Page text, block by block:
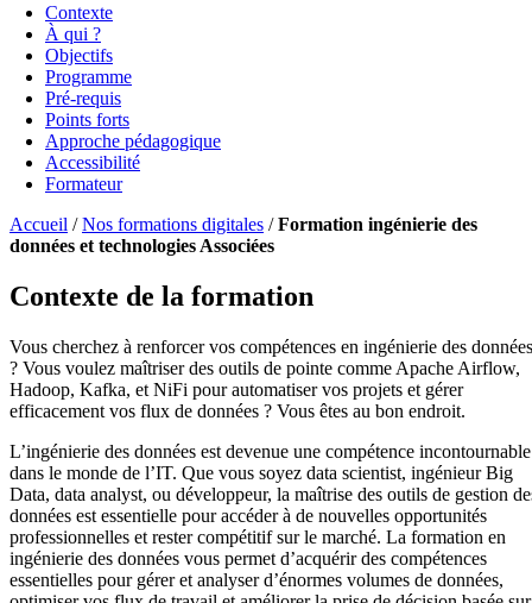
Contexte
À qui ?
Objectifs
Programme
Pré-requis
Points forts
Approche pédagogique
Accessibilité
Formateur
Accueil /Nos formations digitales /Formation ingénierie des
données et technologies Associées
Contexte de la formation
Vous cherchez à renforcer vos compétences en ingénierie des données
? Vous voulez maîtriser des outils de pointe comme Apache Airflow,
Hadoop, Kafka, et NiFi pour automatiser vos projets et gérer
efficacement vos flux de données ? Vous êtes au bon endroit.
L’ingénierie des données est devenue une compétence incontournable
dans le monde de l’IT. Que vous soyez data scientist, ingénieur Big
Data, data analyst, ou développeur, la maîtrise des outils de gestion
données est essentielle pour accéder à de nouvelles opportunités
professionnelles et rester compétitif sur le marché. La formation en
ingénierie des données vous permet d’acquérir des compétences
essentielles pour gérer et analyser d’énormes volumes de données,